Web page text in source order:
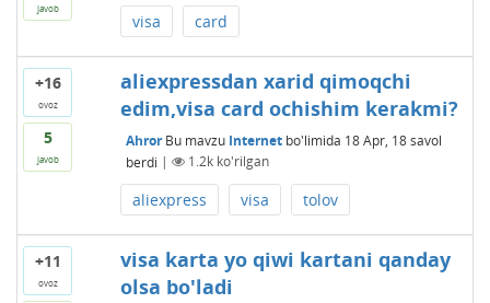
javob
visa card
+16
ovoz
5
javob
aliexpressdan xarid qimoqchi
edim,visa card ochishim kerakmi?
Ahror Bu mavzu Internetbo'limida 18 Apr, 18 savol
berdi | 1.2kko'rilgan
aliexpress visa tolov
+11
ovoz
visa karta yo qiwi kartani qanday
olsa bo'ladi